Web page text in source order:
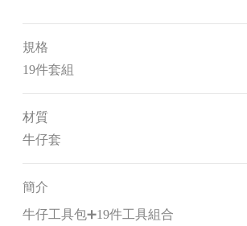
規格
19件套組
材質
牛仔套
簡介
牛仔工具包➕19件工具組合